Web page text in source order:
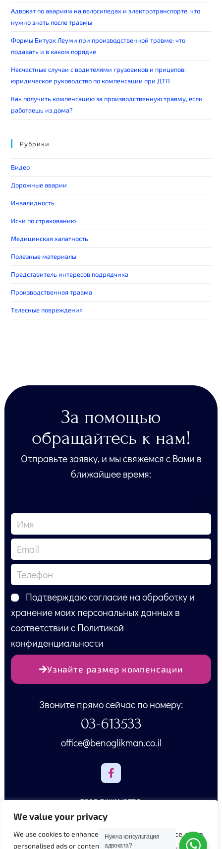
We value your privacy
We use cookies to enhance your browsing experience, serve
personalised ads or content, and analyse our traffic. By
Адвокат по авариям на велосипедах и электротранспорте: что
нужно знать после травмы
Формы Битуах Леуми при производственной травме: что
подавать и в каком порядке
Несчастные случаи с водителями грузовиков и прицепов:
юридическое руководство по компенсации при ДТП
Как получить компенсацию за производственную травму, если
работаешь из дома?
Рубрики
Видео
Дорожные аварии
Инвалидность
Иски по страхованию
Медицинская халатность
Полезные материалы
Представитель интересов подрядчика
Производственная травма
Телесные повреждения
За помощью
обращайтесь к нам!
Отправьте заявку, и мы свяжемся с Вами в
ближайшее время:
Подтверждаю согласие на обработку и
хранение моих персональных данных в
соответствии с Политикой
конфиденциальности
Узнайте размер компенсации
Звоните прямо сейчас по номеру:
03-613533
office@benoglikman.co.il
הסדרי נגישות חברת
Credits section
מדיניות פרטיות
Нужна консультация
адвоката?